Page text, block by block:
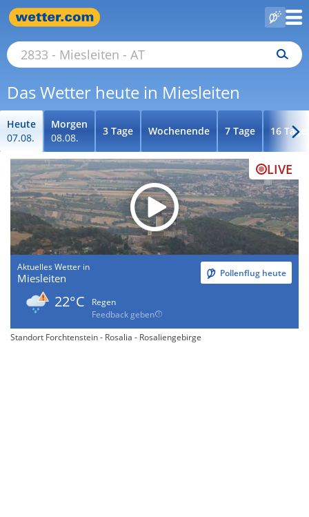
Das Wetter heute in Miesleiten
Heute
07.08.
Morgen
08.08.
3 Tage Wochenende 7 Tage 16 Tage
LIVE
Aktuelles Wetter in
Miesleiten Pollenflug heute
22°C
Regen
Feedback geben
Standort Forchtenstein - Rosalia - Rosaliengebirge